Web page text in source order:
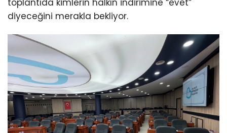
toplantıda kimlerin halkın indirimine “evet”
diyeceğini merakla bekliyor.